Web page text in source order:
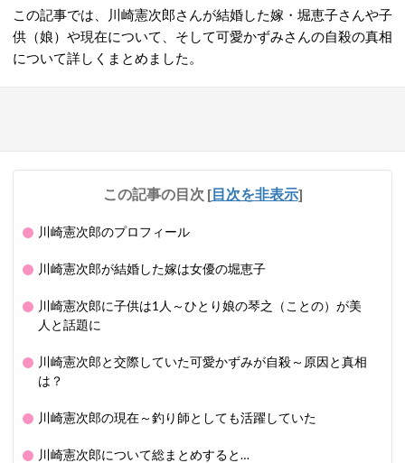
この記事では、川崎憲次郎さんが結婚した嫁・堀恵子さんや子
供（娘）や現在について、そして可愛かずみさんの自殺の真相
について詳しくまとめました。
この記事の目次 [目次を非表示]
川崎憲次郎のプロフィール
川崎憲次郎が結婚した嫁は女優の堀恵子
川崎憲次郎に子供は1人～ひとり娘の琴之（ことの）が美
人と話題に
川崎憲次郎と交際していた可愛かずみが自殺～原因と真相
は？
川崎憲次郎の現在～釣り師としても活躍していた
川崎憲次郎について総まとめすると…